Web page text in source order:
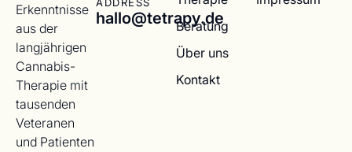
Erkenntnisse
aus der
langjährigen
Cannabis-
Therapie mit
tausenden
Veteranen
und Patienten
hallo@tetrapy.de
Beratung
Über uns
Kontakt